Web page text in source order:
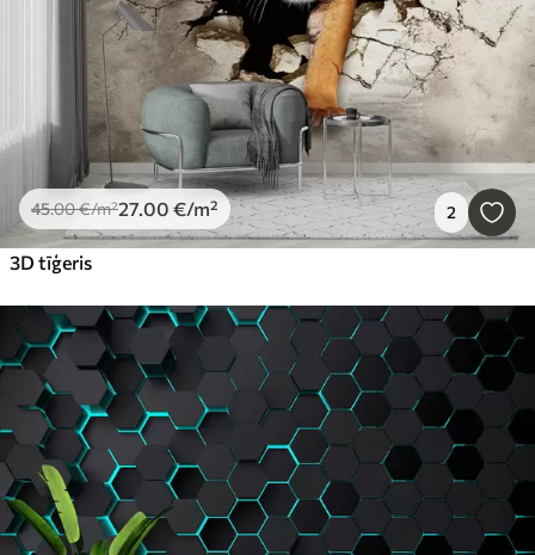
45.00€/m²27 .00 €/m² 2
3D tīģeris